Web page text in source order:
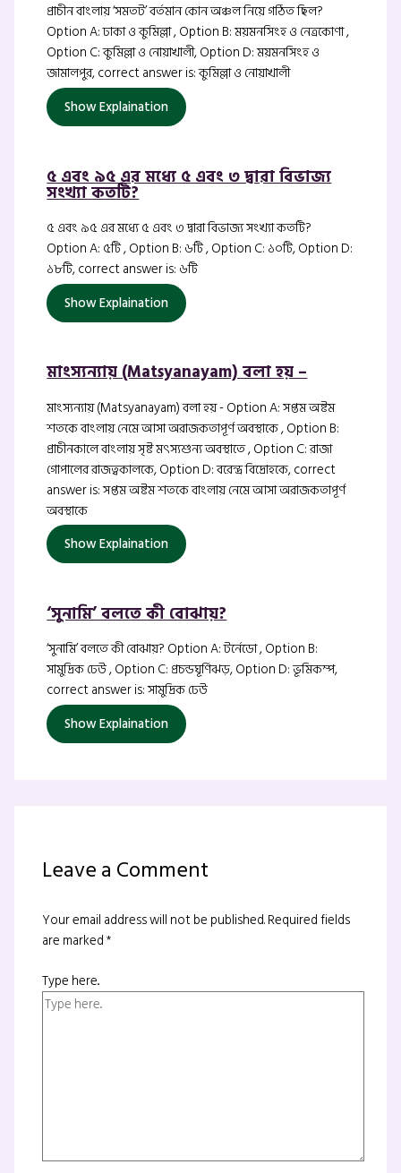
প্রাচীন বাংলায় ‘সমতট’ বর্তমান কোন অঞ্চল নিয়ে গঠিত ছিল?
Option A: ঢাকা ও কুমিল্লা , Option B: ময়মনসিংহ ও নেত্রকোণা ,
Option C: কুমিল্লা ও নোয়াখালী, Option D: ময়মনসিংহ ও
জামালপুর, correct answer is: কুমিল্লা ও নোয়াখালী
Show Explaination
৫ এবং ৯৫ এর মধ্যে ৫ এবং ৩ দ্বারা বিভাজ্য
সংখ্যা কতটি?
৫ এবং ৯৫ এর মধ্যে ৫ এবং ৩ দ্বারা বিভাজ্য সংখ্যা কতটি?
Option A: ৫টি , Option B: ৬টি , Option C: ১০টি, Option D:
১৮টি, correct answer is: ৬টি
Show Explaination
মাংস্যন্যায় (Matsyanayam) বলা হয় –
মাংস্যন্যায় (Matsyanayam) বলা হয় - Option A: সপ্তম অষ্টম
শতকে বাংলায় নেমে আসা অরাজকতাপূর্ণ অবস্থাকে , Option B:
প্রাচীনকালে বাংলায় সৃষ্ট মৎস্যশুন্য অবস্থাতে , Option C: রাজা
গোপালের রাজত্বকালকে, Option D: বরেন্দ্র বিদ্রোহকে, correct
answer is: সপ্তম অষ্টম শতকে বাংলায় নেমে আসা অরাজকতাপূর্ণ
অবস্থাকে
Show Explaination
‘সুনামি’ বলতে কী বোঝায়?
‘সুনামি’ বলতে কী বোঝায়? Option A: টর্নেডো , Option B:
সামুদ্রিক ঢেউ , Option C: প্রচন্ডঘূর্ণিঝড়, Option D: ভূমিকম্প,
correct answer is: সামুদ্রিক ঢেউ
Show Explaination
Leave a Comment
Your email address will not be published.Required fields
are marked*
Type here..